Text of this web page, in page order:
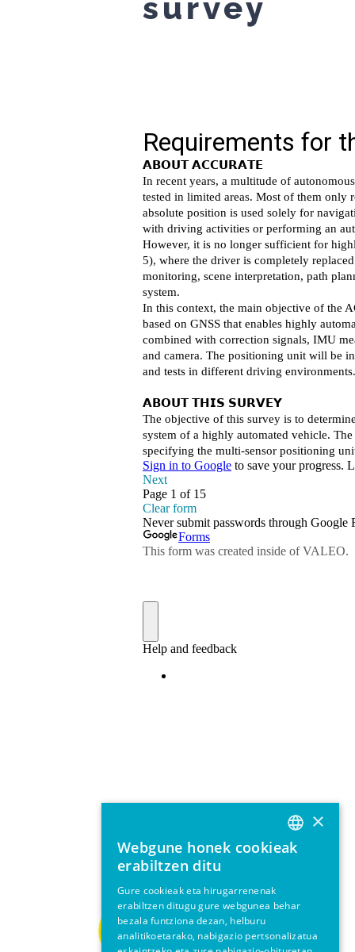
BASQUE
ENGLISH
×
Webgune honek cookieak
erabiltzen ditu
Gure cookieak eta hirugarrenenak
erabiltzen ditugu gure webgunea behar
bezala funtziona dezan, helburu
analitikoetarako, nabigazio pertsonalizatua